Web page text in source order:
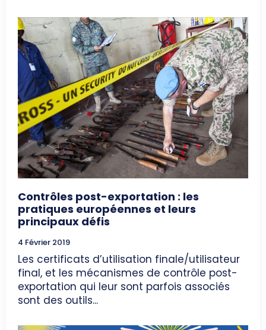
Contrôles post-exportation : les
pratiques européennes et leurs
principaux défis
4 Février 2019
Les certificats d’utilisation finale/utilisateur
final, et les mécanismes de contrôle post-
exportation qui leur sont parfois associés
sont des outils...